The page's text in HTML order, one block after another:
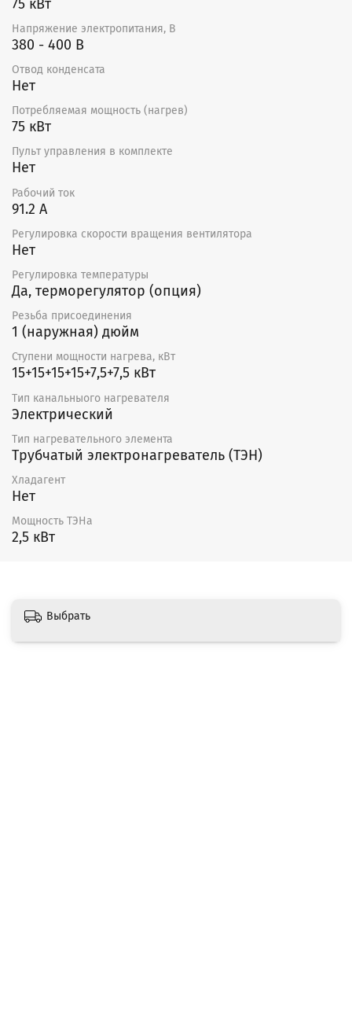
75 кВт
Напряжение электропитания, В
380 - 400 В
Отвод конденсата
Нет
Потребляемая мощность (нагрев)
75 кВт
Пульт управления в комплекте
Нет
Рабочий ток
91.2 А
Регулировка скорости вращения вентилятора
Нет
Регулировка температуры
Да, терморегулятор (опция)
Резьба присоединения
1 (наружная) дюйм
Ступени мощности нагрева, кВт
15+15+15+15+7,5+7,5 кВт
Тип канальныого нагревателя
Электрический
Тип нагревательного элемента
Трубчатый электронагреватель (ТЭН)
Хладагент
Нет
Мощность ТЭНа
2,5 кВт
Выбрать